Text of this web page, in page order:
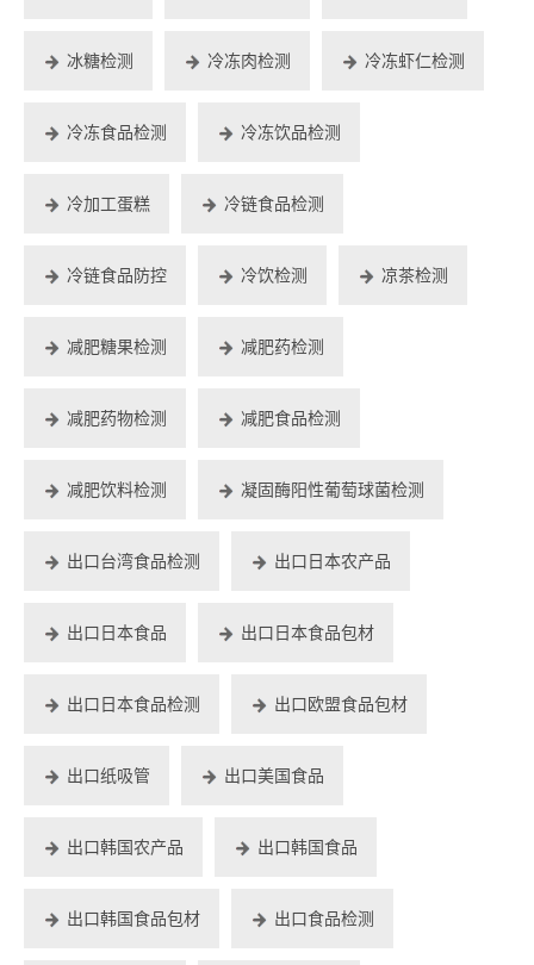
冰糖检测 冷冻肉检测 冷冻虾仁检测
冷冻食品检测 冷冻饮品检测
冷加工蛋糕 冷链食品检测
冷链食品防控 冷饮检测 凉茶检测
减肥糖果检测 减肥药检测
减肥药物检测 减肥食品检测
减肥饮料检测 凝固酶阳性葡萄球菌检测
出口台湾食品检测 出口日本农产品
出口日本食品 出口日本食品包材
出口日本食品检测 出口欧盟食品包材
出口纸吸管 出口美国食品
出口韩国农产品 出口韩国食品
出口韩国食品包材 出口食品检测